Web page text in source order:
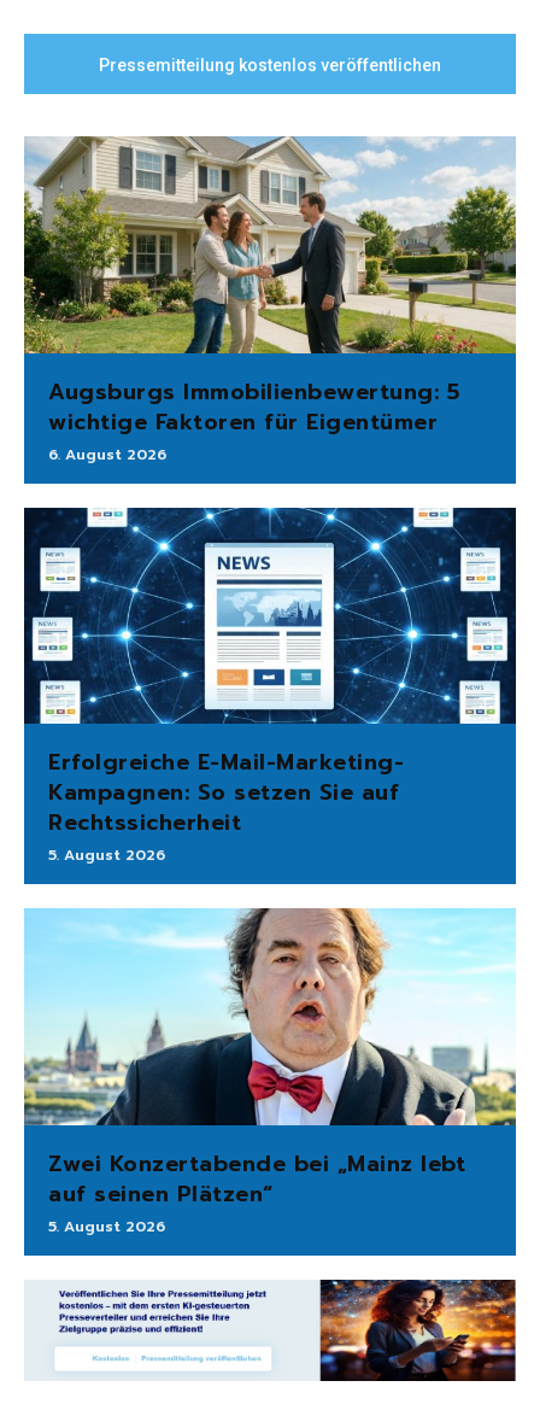
Pressemitteilung kostenlos veröffentlichen
Augsburgs Immobilienbewertung: 5
wichtige Faktoren für Eigentümer
6. August 2026
Erfolgreiche E-Mail-Marketing-
Kampagnen: So setzen Sie auf
Rechtssicherheit
5. August 2026
Zwei Konzertabende bei „Mainz lebt
auf seinen Plätzen“
5. August 2026